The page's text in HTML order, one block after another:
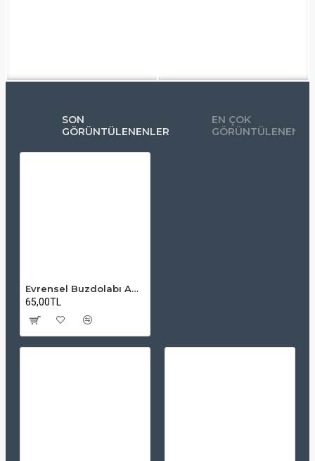
SON
GÖRÜNTÜLENENLER
EN ÇOK
Evrensel Buzdolabı Ampulü - E14 Duy İnce Tip (10W - 15W)
65,00TL